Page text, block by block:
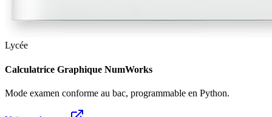
Lycée
Calculatrice Graphique NumWorks
Mode examen conforme au bac, programmable en Python.